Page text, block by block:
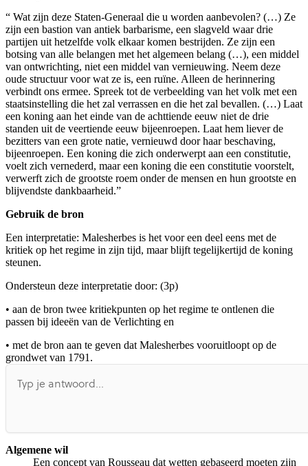
“ Wat zijn deze Staten-Generaal die u worden aanbevolen? (…) Ze
zijn een bastion van antiek barbarisme, een slagveld waar drie
partijen uit hetzelfde volk elkaar komen bestrijden. Ze zijn een
botsing van alle belangen met het algemeen belang (…), een middel
van ontwrichting, niet een middel van vernieuwing. Neem deze
oude structuur voor wat ze is, een ruïne. Alleen de herinnering
verbindt ons ermee. Spreek tot de verbeelding van het volk met een
staatsinstelling die het zal verrassen en die het zal bevallen. (…) Laat
een koning aan het einde van de achttiende eeuw niet de drie
standen uit de veertiende eeuw bijeenroepen. Laat hem liever de
bezitters van een grote natie, vernieuwd door haar beschaving,
bijeenroepen. Een koning die zich onderwerpt aan een constitutie,
voelt zich vernederd, maar een koning die een constitutie voorstelt,
verwerft zich de grootste roem onder de mensen en hun grootste en
blijvendste dankbaarheid.”
Gebruik de bron
Een interpretatie: Malesherbes is het voor een deel eens met de
kritiek op het regime in zijn tijd, maar blijft tegelijkertijd de koning
steunen.
Ondersteun deze interpretatie door: (3p)
• aan de bron twee kritiekpunten op het regime te ontlenen die
passen bij ideeën van de Verlichting en
• met de bron aan te geven dat Malesherbes vooruitloopt op de
grondwet van 1791.
Algemene wil
Een concept van Rousseau dat wetten gebaseerd moeten zijn